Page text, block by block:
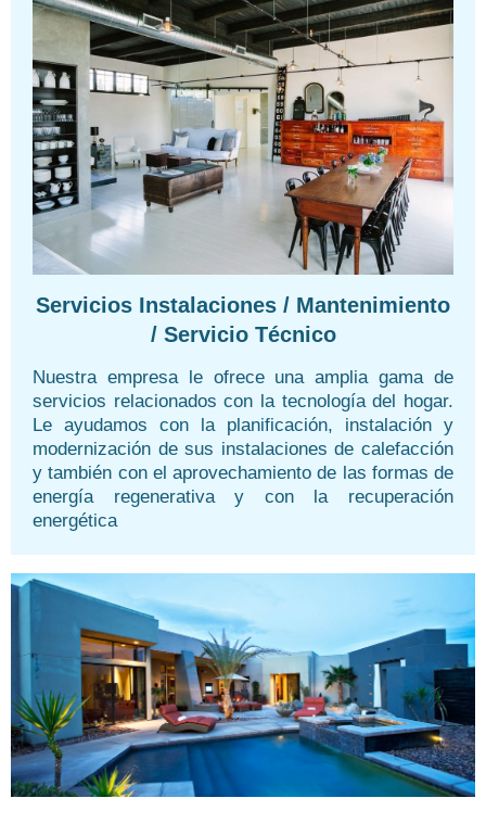
Servicios Instalaciones / Mantenimiento
/ Servicio Técnico
Nuestra empresa le ofrece una amplia gama de
servicios relacionados con la tecnología del hogar.
Le ayudamos con la planificación, instalación y
modernización de sus instalaciones de calefacción
y también con el aprovechamiento de las formas de
energía regenerativa y con la recuperación
energética